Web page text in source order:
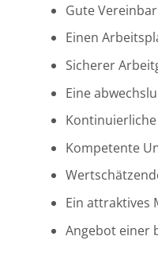
Gute
Einen
Sicherer
Eine
Kompetente
Ein attraktives
Angebot einer